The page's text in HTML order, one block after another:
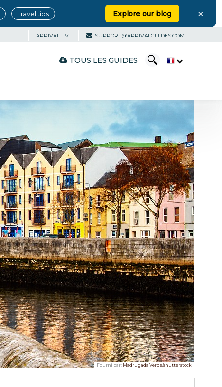
Travel tips Explore our blog ×
ARRIVAL TV SUPPORT@ARRIVALGUIDES.COM
TOUS LES GUIDES
Fourni par: Madrugada Verde/shutterstock